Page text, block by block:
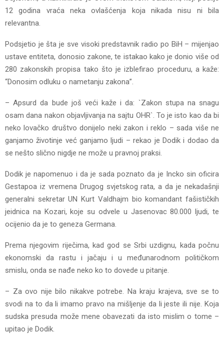
12 godina vraća neka ovlašćenja koja nikada nisu ni bila
relevantna.
Podsjetio je šta je sve visoki predstavnik radio po BiH – mijenjao
ustave entiteta, donosio zakone, te istakao kako je donio više od
280 zakonskih propisa tako što je izblefirao proceduru, a kaže:
“Donosim odluku o nametanju zakona”.
– Apsurd da bude još veći kaže i da: `Zakon stupa na snagu
osam dana nakon objavljivanja na sajtu OHR`. To je isto kao da bi
neko lovačko društvo donijelo neki zakon i reklo – sada više ne
ganjamo životinje već ganjamo ljudi – rekao je Dodik i dodao da
se nešto slično nigdje ne može u pravnoj praksi.
Dodik je napomenuo i da je sada poznato da je Incko sin oficira
Gestapoa iz vremena Drugog svjetskog rata, a da je nekadašnji
generalni sekretar UN Kurt Valdhajm bio komandant fašističkih
jeidnica na Kozari, koje su odvele u Јasenovac 80.000 ljudi, te
ocijenio da je to geneza Germana.
Prema njegovim riječima, kad god se Srbi uzdignu, kada počnu
ekonomski da rastu i jačaju i u međunarodnom političkom
smislu, onda se nađe neko ko to dovede u pitanje.
– Za ovo nije bilo nikakve potrebe. Na kraju krajeva, sve se to
svodi na to da li imamo pravo na mišljenje da li jeste ili nije. Koja
sudska presuda može mene obavezati da isto mislim o tome –
upitao je Dodik.